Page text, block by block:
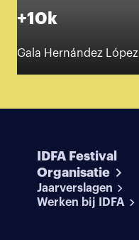
+10k
Gala Hernández López
IDFA Festival
Organisatie
Jaarverslagen
Werken bij IDFA